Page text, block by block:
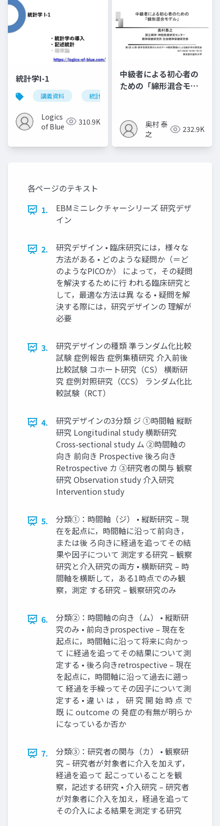
統計学I-1
講義資料 統計学
Logics
of Blue
310.9K
中級者による初心者の
ための「綿形混合モデ
奥村 泰
之
232.9K
各ページのテキスト
1.
EBMミニレクチャーシリーズ 研究デザ
イン
2.
研究デザイン • 臨床研究には，様々な
方法がある • どのような疑問か（＝ど
のようなPICOか） によって，その疑問
を解決するために行 われる臨床研究と
して，最適な方法は異 なる • 疑問を解
決する際には，研究デザインの 理解が
必要
3.
研究デザインの種類 準ランダム化比較
試験 症例報告 症例集積研究 介入前後
比較試験 コホート研究（CS） 横断研
究 症例対照研究（CCS） ランダム化比
較試験（RCT）
4.
研究デザインの3分類 ジ ①時間軸 縦断
研究 Longitudinal study 横断研究
Cross-sectional study ム ②時間軸の
向き 前向き Prospective 後ろ向き
Retrospective カ ③研究者の関与 観察
研究 Observation study 介入研究
Intervention study
5.
分類①：時間軸（ジ） • 縦断研究 – 現
在を起点に，時間軸に沿って前向き，
または後 ろ向きに経過を追ってその結
果や因子について 測定する研究 – 観察
研究と介入研究の両方 • 横断研究 – 時
間軸を横断して，ある1時点でのみ観
察，測定 する研究 – 観察研究のみ
6.
分類②：時間軸の向き（ム） • 縦断研
究のみ • 前向きprospective – 現在を
起点に，時間軸に沿って将来に向かっ
て に経過を追ってその結果について測
定する • 後ろ向きretrospective – 現在
を起点に，時間軸に沿って過去に遡っ
て 経過を手繰ってその因子について測
定する • 違 い は ， 研 究 開 始 時 点 で
既 に outcome の 発症の有無が明らか
になっているか否か
7.
分類③：研究者の関与（カ） • 観察研
究 – 研究者が対象者に介入を加えず，
経過を追って 起こっていることを観
察，記述する研究 • 介入研究 – 研究者
が対象者に介入を加え，経過を追って
その介入による結果を測定する研究